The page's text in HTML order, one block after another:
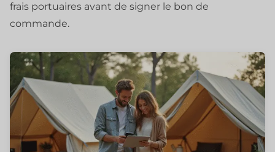
frais portuaires avant de signer le bon de
commande.